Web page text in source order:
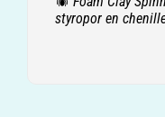
styropor en